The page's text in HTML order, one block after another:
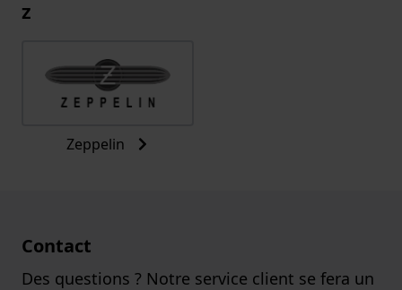
Z
Zeppelin
Contact
Des questions ? Notre service client se fera un